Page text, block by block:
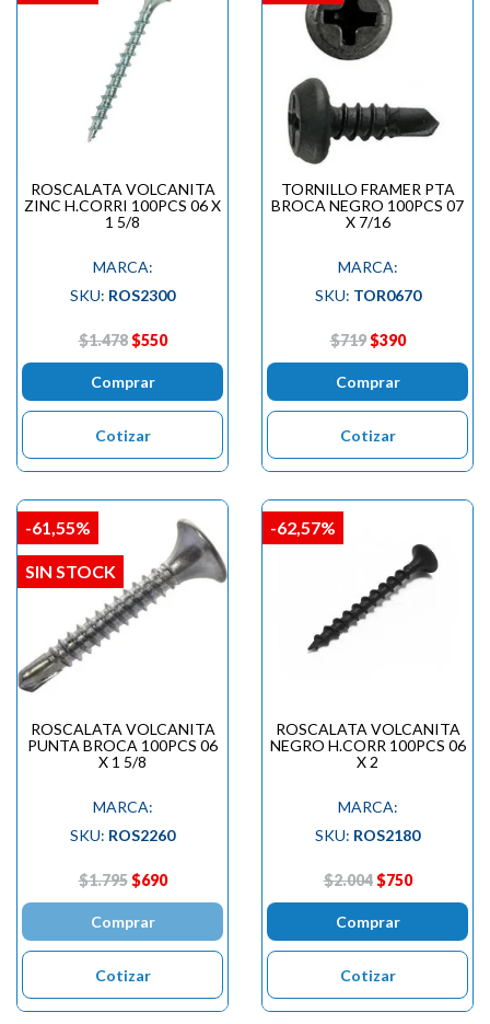
ROSCALATA VOLCANITA
ZINC H.CORRI 100PCS 06 X
1 5/8
MARCA:
SKU: ROS2300
$1.478 $550
Comprar
Cotizar
TORNILLO FRAMER PTA
BROCA NEGRO 100PCS 07
X 7/16
MARCA:
SKU: TOR0670
$719 $390
Comprar
Cotizar
ROSCALATA VOLCANITA
PUNTA BROCA 100PCS 06
X 1 5/8
MARCA:
SKU: ROS2260
$1.795 $690
Comprar
Cotizar
-61,55%
SIN STOCK
ROSCALATA VOLCANITA
NEGRO H.CORR 100PCS 06
X 2
MARCA:
SKU: ROS2180
$2.004 $750
Comprar
Cotizar
-62,57%